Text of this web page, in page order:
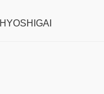
HYOSHIGAI